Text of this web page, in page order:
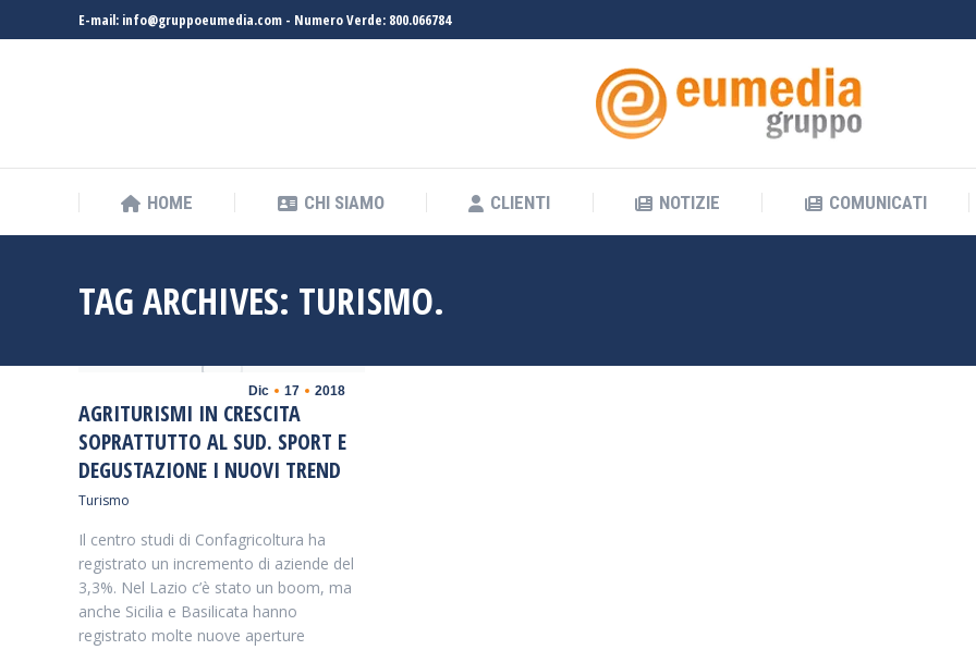
E-mail: info@gruppoeumedia.com - Numero Verde: 800.066784
HOME CHI SIAMO CLIENTI NOTIZIE COMUNICATI
TAG ARCHIVES: TURISMO.
Dic 17 2018
AGRITURISMI IN CRESCITA
SOPRATTUTTO AL SUD. SPORT E
DEGUSTAZIONE I NUOVI TREND
Turismo
Il centro studi di Confagricoltura ha
registrato un incremento di aziende del
3,3%. Nel Lazio c’è stato un boom, ma
anche Sicilia e Basilicata hanno
registrato molte nuove aperture
HOME CHI SIAMO CLIENTI NOTIZIE COMUNICATI